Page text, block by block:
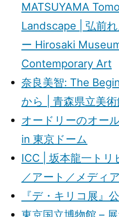
MATSUYAMA
Landscape | 弘前
ー Hirosaki
Contemporary Art
奈良美智: The
から | 青森県立美術
オードリーのオー
in 東京ドーム
ICC | 坂本龍一ト
／アート／メディア
『デ・キリコ展』